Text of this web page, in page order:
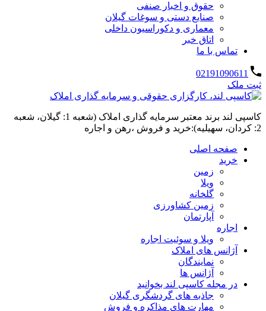
حقوق و اخبار صنفی
صنایع دستی و سوغات گیلان
معماری و دکوراسیون داخلی
اتاق خبر
تماس با ما
02191090611
ثبت ملک
کاسپی لند برند معتبر سرمایه گذاری املاک (شعبه 1: گیلان، شعبه
2: کردان، سهیلیه):خرید و فروش ،رهن و اجاره
صفحه اصلی
خرید
زمین
ویلا
گلخانه
زمین کشاورزی
آپارتمان
اجاره
ویلا و سوئیت اجاره
آژانس های املاک
نمایندگان
آژانس ها
در مجله کاسپی لند بخوانید
جاذبه های گردشگری گیلان
مهارت های مذاکره و فروش